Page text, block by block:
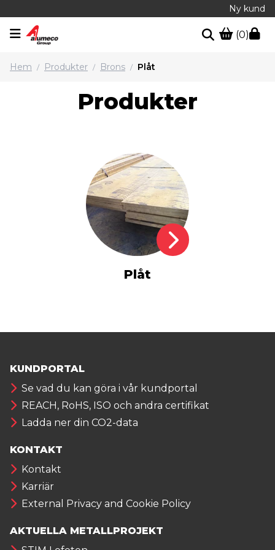
Ny kund
(0)
Hem / Produkter / Brons / Plåt
Produkter
Plåt
KUNDPORTAL
Se vad du kan göra i vår kundportal
REACH, RoHS, ISO och andra certifikat
Ladda ner din CO2-data
KONTAKT
Kontakt
Karriär
External Privacy and Cookie Policy
AKTUELLA METALLPROJEKT